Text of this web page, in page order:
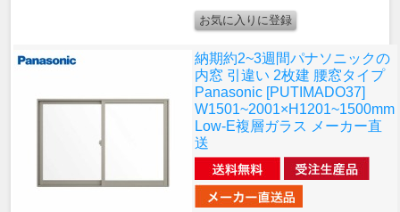
納期約2~3週間パナソニックの
内窓 引違い 2枚建 腰窓タイプ
Panasonic [PUTIMADO37]
W1501~2001×H1201~1500mm
Low-E複層ガラス メーカー直
送